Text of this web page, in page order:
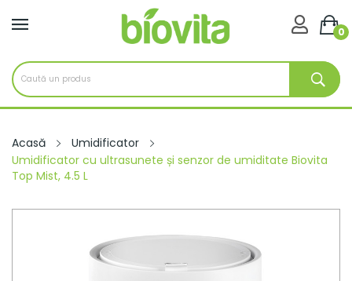
0

Acasă
Umidificator
Umidificator cu ultrasunete și senzor de umiditate Biovita
Top Mist, 4.5 L